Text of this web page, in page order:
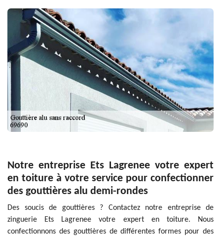
Notre entreprise Ets Lagrenee votre expert
en toiture à votre service pour confectionner
des gouttières alu demi-rondes
Des soucis de gouttières ? Contactez notre entreprise de
zinguerie Ets Lagrenee votre expert en toiture. Nous
confectionnons des gouttières de différentes formes pour des